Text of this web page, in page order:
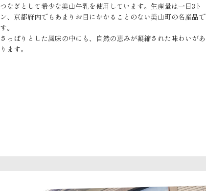
つなぎとして希少な美山牛乳を使用しています。生産量は一日3ト
ン、京都府内でもあまりお目にかかることのない美山町の名産品で
す。
さっぱりとした風味の中にも、自然の恵みが凝縮された味わいがあ
ります。